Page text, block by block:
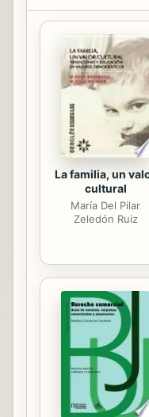
los
la
de
que
La familia, un
cultural
María Del Pilar
Zeledón Ruiz